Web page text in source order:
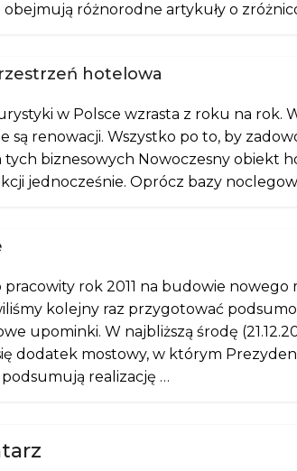
obejmują różnorodne artykuły o
hotelowa
w Polsce wzrasta z roku na rok.
są renowacji. Wszystko po to, by
tych biznesowych Nowoczesny obiekt
jednocześnie. Oprócz bazy
pracowity rok 2011 na budowie
kolejny raz przygotować
upominki. W najbliższą środę
dodatek mostowy, w którym
realizację …